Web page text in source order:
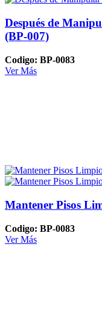
Después de
(BP-007)
Codigo: BP-0083
Ver Más
Mantener Pisos
Codigo: BP-0083
Ver Más